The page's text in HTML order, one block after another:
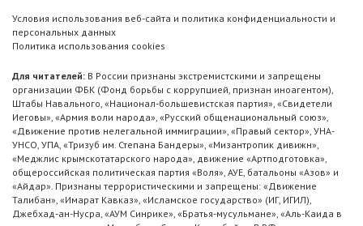
Условия использования веб-сайта и политика конфиденциальности и
персональных данных
Политика использования cookies
Для читателей: В России признаны экстремистскими и запрещены
организации ФБК (Фонд борьбы с коррупцией, признан иноагентом),
Штабы Навального, «Национал-большевистская партия», «Свидетели
Иеговы», «Армия воли народа», «Русский общенациональный союз»,
«Движение против нелегальной иммиграции», «Правый сектор», УНА-
УНСО, УПА, «Тризуб им. Степана Бандеры», «Мизантропик дивижн»,
«Меджлис крымскотатарского народа», движение «Артподготовка»,
общероссийская политическая партия «Воля», АУЕ, батальоны «Азов» и
«Айдар». Признаны террористическими и запрещены: «Движение
Талибан», «Имарат Кавказ», «Исламское государство» (ИГ, ИГИЛ),
Джебхад-ан-Нусра, «АУМ Синрике», «Братья-мусульмане», «Аль-Каида в